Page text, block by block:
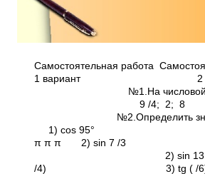
Самостоятельная работа
1 вариант 2
№1.На числовой
9 /4; 2; ­8
№2.Определить знак
1) cos 95° 1)
π π π 2) sin 7 /3
2) sin 13 /4 π
/4) 3) tg (­ /